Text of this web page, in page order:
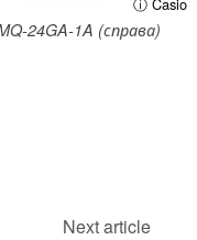
24GA-1A (справа)
Next article